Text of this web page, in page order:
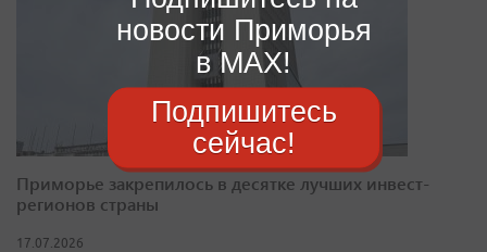
Приморье закрепилось в десятке лучших инвест-
регионов страны
17.07.2026
новости Приморья
в MAX!
Подпишитесь
сейчас!